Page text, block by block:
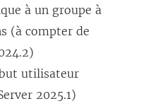
à un groupe à
(à compter de
utilisateur
2025.1)